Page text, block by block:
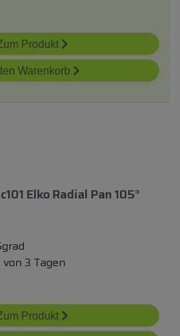
Produkt
Warenkorb
Elko Radial Pan 105°
3 Tagen
Produkt